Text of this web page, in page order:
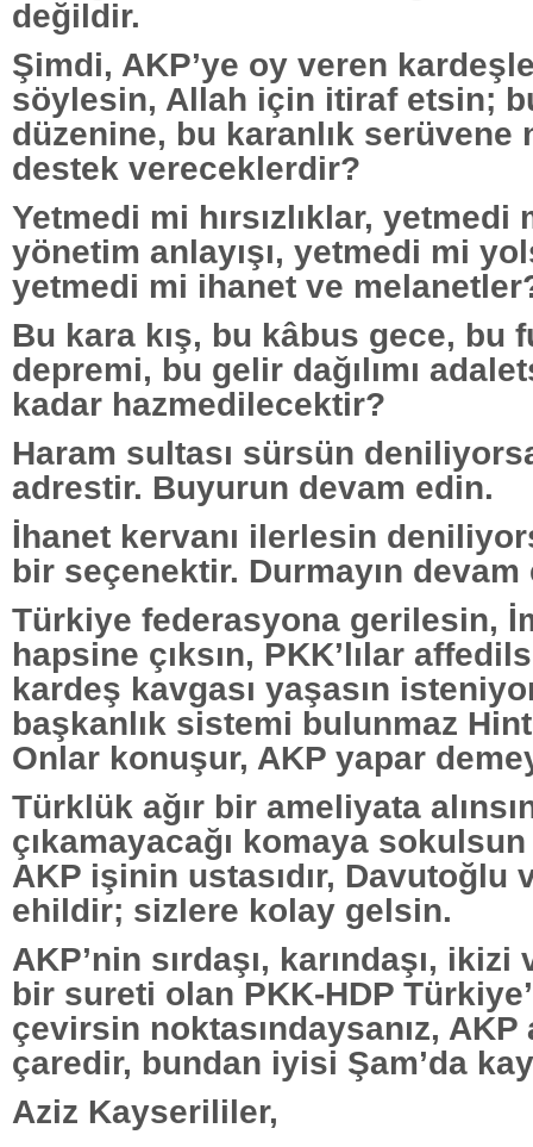
değildir.
Şimdi, AKP’ye oy veren
söylesin, Allah için itiraf etsin;
düzenine, bu karanlık serüvene
destek vereceklerdir?
Yetmedi mi hırsızlıklar, yetmedi
yönetim anlayışı, yetmedi mi
yetmedi mi ihanet ve
Bu kara kış, bu kâbus gece, bu
depremi, bu gelir dağılımı
kadar hazmedilecektir?
Haram sultası sürsün
adrestir. Buyurun devam edin.
İhanet kervanı ilerlesin
bir seçenektir. Durmayın devam
Türkiye federasyona gerilesin,
hapsine çıksın, PKK’lılar
kardeş kavgası yaşasın
başkanlık sistemi bulunmaz Hint
Onlar konuşur, AKP yapar
Türklük ağır bir ameliyata
çıkamayacağı komaya
AKP işinin ustasıdır, Davutoğlu
ehildir; sizlere kolay gelsin.
AKP’nin sırdaşı, karındaşı, ikizi
bir sureti olan PKK-HDP
çevirsin noktasındaysanız, AKP
çaredir, bundan iyisi Şam’da
Aziz Kayserililer,